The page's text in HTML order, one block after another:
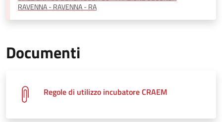
RAVENNA - RAVENNA - RA
Documenti
Regole di utilizzo incubatore CRAEM